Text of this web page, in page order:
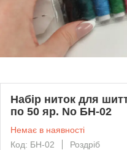
Набір ниток для
по 50 яр. No БН-02
Немає в наявності
Код: БН-02
Роздріб